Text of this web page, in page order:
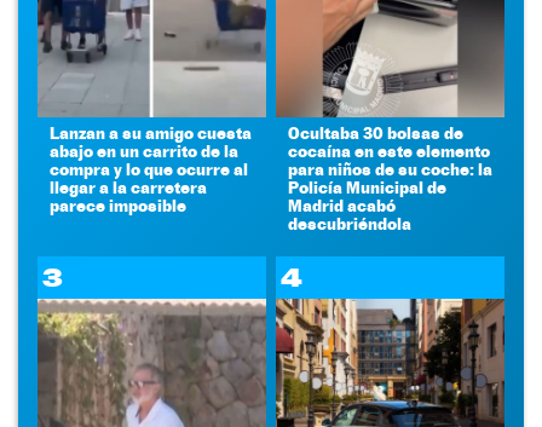
Lanzan a su amigo cuesta
abajo en un carrito de la
compra y lo que ocurre al
llegar a la carretera
parece imposible
Ocultaba 30 bolsas de
cocaína en este elemento
para niños de su coche: la
Policía Municipal de
Madrid acabó
descubriéndola
3 4